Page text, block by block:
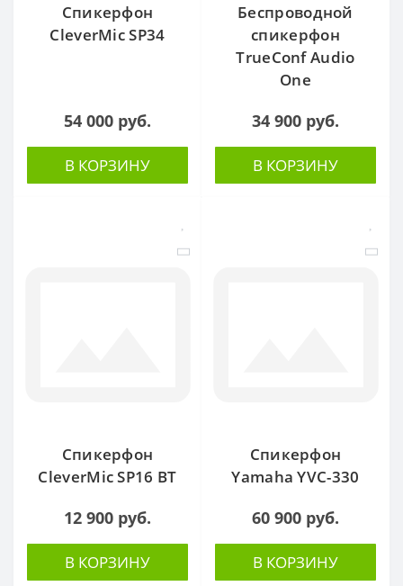
Спикерфон
CleverMic SP34
54 000 руб.
В КОРЗИНУ
Беспроводной
спикерфон
TrueConf Audio
One
34 900 руб.
В КОРЗИНУ
Спикерфон
CleverMic SP16 BT
12 900 руб.
В КОРЗИНУ
Спикерфон
Yamaha YVC-330
60 900 руб.
В КОРЗИНУ